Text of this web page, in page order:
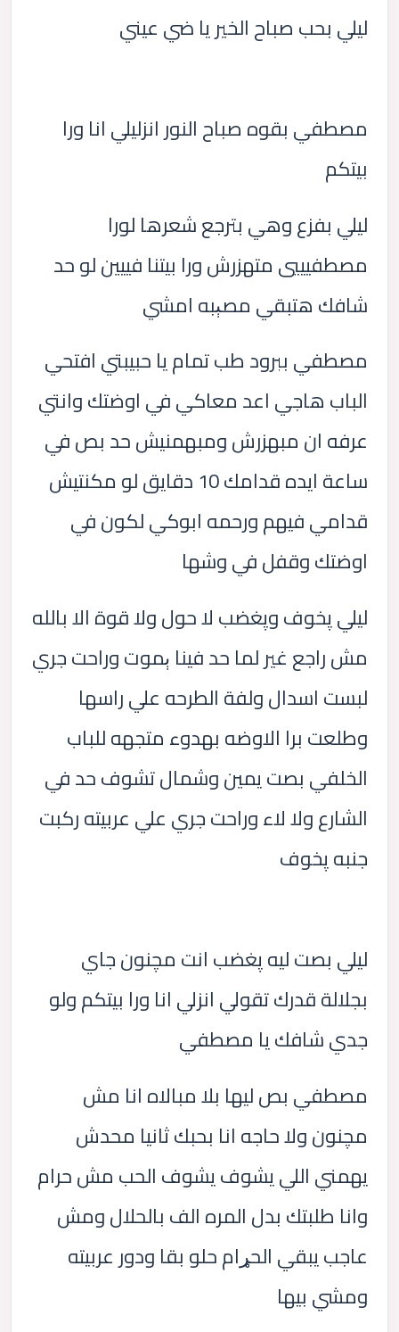
ليلي بحب صباح الخير يا ضي عيني
مصطفي بقوه صباح النور انزليلي انا ورا
بيتكم
ليلي بفزع وهي بترجع شعرها لورا
مصطفيييي متهزرش ورا بيتنا فييين لو حد
شافك هتبقي مصېبه امشي
مصطفي ببرود طب تمام يا حبيبتي افتحي
الباب هاجي اعد معاكي في اوضتك وانتي
عرفه ان مبهزرش ومبهمنيش حد بص في
ساعة ايده قدامك 10 دقايق لو مكنتيش
قدامي فيهم ورحمه ابوكي لكون في
اوضتك وقفل في وشها
ليلي پخوف وپغضب لا حول ولا قوة الا بالله
مش راجع غير لما حد فينا ېموت وراحت جري
لبست اسدال ولفة الطرحه علي راسها
وطلعت برا الاوضه بهدوء متجهه للباب
الخلفي بصت يمين وشمال تشوف حد في
الشارع ولا لاء وراحت جري علي عربيته ركبت
جنبه پخوف
ليلي بصت ليه پغضب انت مچنون جاي
بجلالة قدرك تقولي انزلي انا ورا بيتكم ولو
جدي شافك يا مصطفي
مصطفي بص ليها بلا مبالاه انا مش
مچنون ولا حاجه انا بحبك ثانيا محدش
يهمني اللي يشوف يشوف الحب مش حرام
وانا طلبتك بدل المره الف بالحلال ومش
عاجب يبقي الحړام حلو بقا ودور عربيته
ومشي بيها